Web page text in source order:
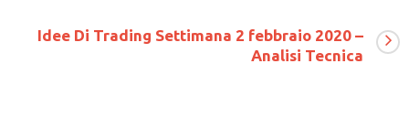
2020
–
Analisi
Idee Di Trading Settimana 2 febbraio 2020 –
Analisi Tecnica